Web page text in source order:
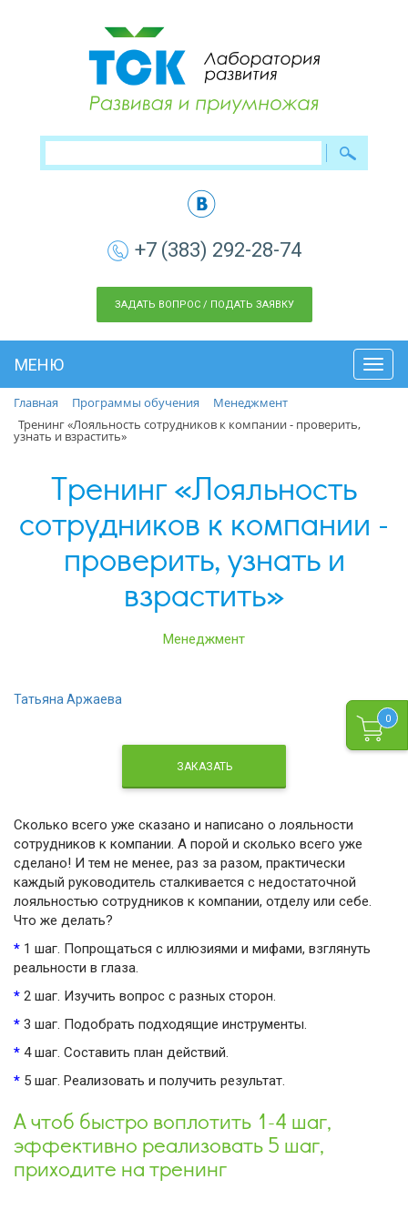
0
+7 (383) 292-28-74
ЗАДАТЬ ВОПРОС / ПОДАТЬ ЗАЯВКУ
МЕНЮ
Главная
Программы обучения
Менеджмент
Тренинг «Лояльность сотрудников к компании - проверить,
узнать и взрастить»
Тренинг «Лояльность
сотрудников к компании -
проверить, узнать и
взрастить»
Менеджмент
Татьяна Аржаева
ЗАКАЗАТЬ
Сколько всего уже сказано и написано о лояльности
сотрудников к компании. А порой и сколько всего уже
сделано! И тем не менее, раз за разом, практически
каждый руководитель сталкивается с недостаточной
лояльностью сотрудников к компании, отделу или себе.
Что же делать?
* 1 шаг. Попрощаться с иллюзиями и мифами, взглянуть
реальности в глаза.
* 2 шаг. Изучить вопрос с разных сторон.
* 3 шаг. Подобрать подходящие инструменты.
* 4 шаг. Составить план действий.
* 5 шаг. Реализовать и получить результат.
А чтоб быстро воплотить 1-4 шаг,
эффективно реализовать 5 шаг,
приходите на тренинг